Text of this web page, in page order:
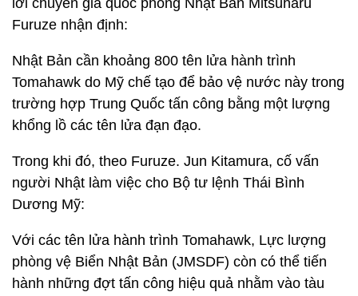
lời chuyên gia quốc phòng Nhật Bản Mitsuharu
Furuze nhận định:
Nhật Bản cần khoảng 800 tên lửa hành trình
Tomahawk do Mỹ chế tạo để bảo vệ nước này trong
trường hợp Trung Quốc tấn công bằng một lượng
khổng lồ các tên lửa đạn đạo.
Trong khi đó, theo Furuze. Jun Kitamura, cố vấn
người Nhật làm việc cho Bộ tư lệnh Thái Bình
Dương Mỹ:
Với các tên lửa hành trình Tomahawk, Lực lượng
phòng vệ Biển Nhật Bản (JMSDF) còn có thể tiến
hành những đợt tấn công hiệu quả nhằm vào tàu